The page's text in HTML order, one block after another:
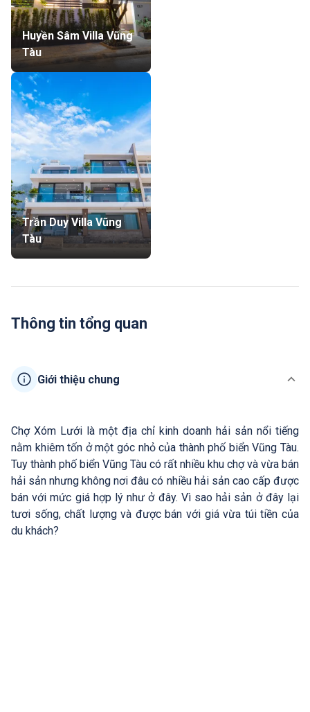
Huyền Sâm Villa Vũng
Tàu
Trần Duy Villa Vũng
Tàu
Thông tin tổng quan
Giới thiệu chung
Chợ Xóm Lưới là một địa chỉ kinh doanh hải sản nổi tiếng
nằm khiêm tốn ở một góc nhỏ của thành phố biển Vũng Tàu.
Tuy thành phố biển Vũng Tàu có rất nhiều khu chợ và vừa bán
hải sản nhưng không nơi đâu có nhiều hải sản cao cấp được
bán với mức giá hợp lý như ở đây. Vì sao hải sản ở đây lại
tươi sống, chất lượng và được bán với giá vừa túi tiền của
du khách?